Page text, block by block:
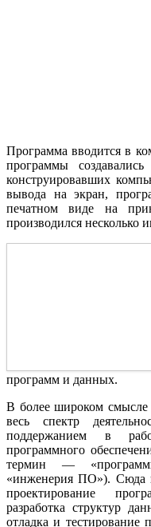
Программа вводится в
программы
конструировавших
вывода на экран,
печатном виде на
производился несколько
программ и данных.
В более широком
весь спектр
поддержанием в
программного
термин —
«инженерия ПО»). Сюда
проектирование
разработка структур
отладка и